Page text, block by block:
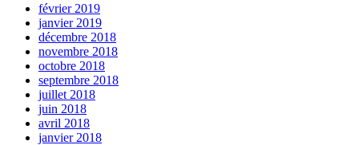
février 2019
janvier 2019
décembre 2018
novembre 2018
octobre 2018
septembre 2018
juillet 2018
juin 2018
avril 2018
janvier 2018